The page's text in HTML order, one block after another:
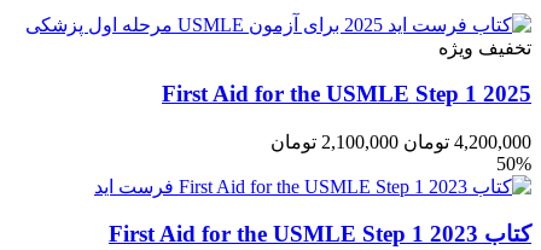
تخفیف ویژه
First Aid for the USMLE Step 1 2025
4,200,000 تومان 2,100,000 تومان
50%
کتاب First Aid for the USMLE Step 1 2023